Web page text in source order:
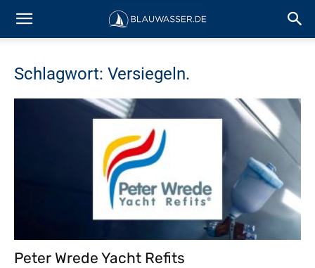
Schlagwort: Versiegeln.
Peter Wrede Yacht Refits